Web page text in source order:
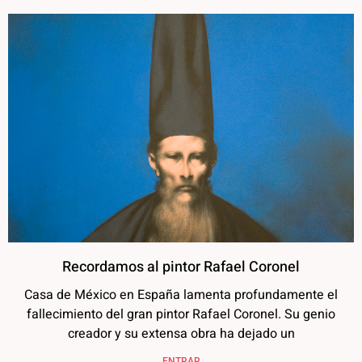
Recordamos al pintor Rafael Coronel
Casa de México en España lamenta profundamente el
fallecimiento del gran pintor Rafael Coronel. Su genio
creador y su extensa obra ha dejado un